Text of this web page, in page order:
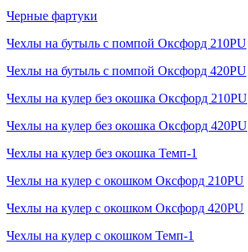
Черные фартуки
Чехлы на бутыль с помпой Оксфорд 210PU
Чехлы на бутыль с помпой Оксфорд 420PU
Чехлы на кулер без окошка Оксфорд 210PU
Чехлы на кулер без окошка Оксфорд 420PU
Чехлы на кулер без окошка Темп-1
Чехлы на кулер с окошком Оксфорд 210PU
Чехлы на кулер с окошком Оксфорд 420PU
Чехлы на кулер с окошком Темп-1